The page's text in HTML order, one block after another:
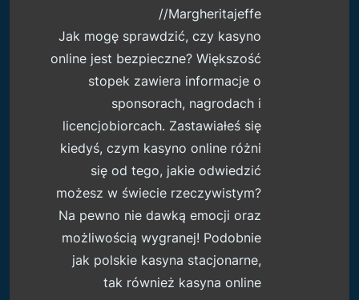
/margheritajeffe/
Jak mogę sprawdzić, czy kasyno
online jest bezpieczne? Większość
stopek zawiera informacje o
sponsorach, nagrodach i
licencjobiorcach. Zastawiałeś się
kiedyś, czym kasyno online różni
się od tego, jakie odwiedzić
możesz w świecie rzeczywistym?
Na pewno nie dawką emocji oraz
możliwością wygranej! Podobnie
jak polskie kasyna stacjonarne,
tak również kasyna online